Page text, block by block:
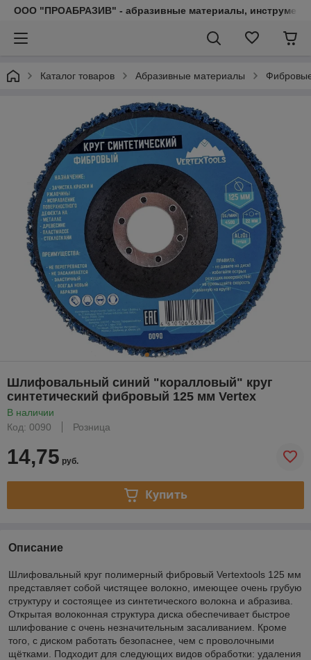
ООО "ПРОАБРАЗИВ" - абразивные материалы, инструмент,
Каталог товаров Абразивные материалы
Шлифовальный синий "коралловый" круг
синтетический фибровый 125 мм Vertex
В наличии
Код: 0090
Розница
14,75 руб.
Купить
Описание
Шлифовальный круг полимерный фибровый Vertextools 125 мм
представляет собой чистящее волокно, имеющее очень грубую
структуру и состоящее из синтетического волокна и абразива.
Открытая волоконная структура диска обеспечивает быстрое
шлифование с очень незначительным засаливанием. Кроме
того, с диском работать безопаснее, чем с проволочными
щётками. Подходит для следующих видов обработки: удаления